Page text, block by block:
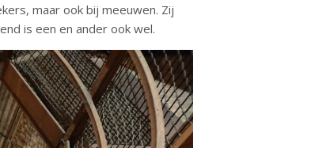
maar ook bij meeuwen. Zij
is een en ander ook wel.